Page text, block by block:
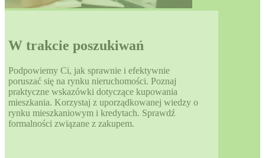
W trakcie poszukiwań
Podpowiemy Ci, jak sprawnie i efektywnie
poruszać się na rynku nieruchomości. Poznaj
praktyczne wskazówki dotyczące kupowania
mieszkania. Korzystaj z uporządkowanej wiedzy o
rynku mieszkaniowym i kredytach. Sprawdź
formalności związane z zakupem.